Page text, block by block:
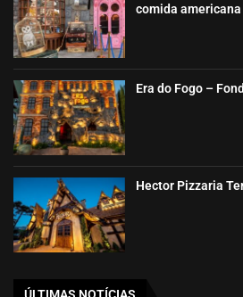
comida americana
Era do Fogo –
Hector Pizzaria
ÚLTIMAS NOTÍCIAS